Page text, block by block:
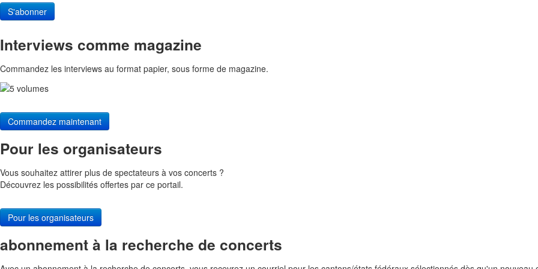
S'abonner
Interviews comme magazine
Commandez les interviews au format papier, sous forme de magazine.
Commandez maintenant
Pour les organisateurs
Vous souhaitez attirer plus de spectateurs à vos concerts ?
Découvrez les possibilités offertes par ce portail.
Pour les organisateurs
abonnement à la recherche de concerts